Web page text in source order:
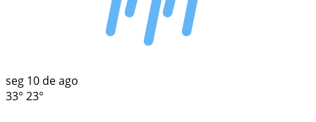
seg 10 de ago
33° 23°